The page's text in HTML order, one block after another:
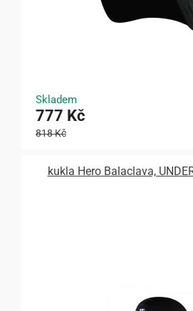
Skladem
777 Kč
818 Kč
kukla Hero Balaclava,